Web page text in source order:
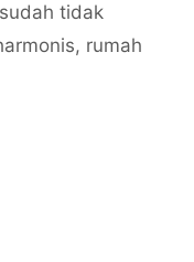
tidak
, rumah